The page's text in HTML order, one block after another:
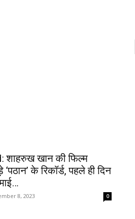
शाहरुख खान की फिल्म
‘पठान’ के रिकॉर्ड, पहले ही दिन
8, 2023 0